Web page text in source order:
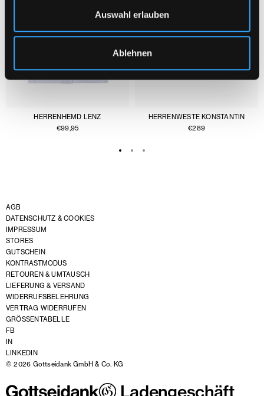
Auswahl erlauben
Ablehnen
HERRENHEMD LENZ
€99,95
HERRENWESTE KONSTANTIN
€289
AGB
DATENSCHUTZ & COOKIES
IMPRESSUM
STORES
GUTSCHEIN
KONTRASTMODUS
RETOUREN & UMTAUSCH
LIEFERUNG & VERSAND
WIDERRUFSBELEHRUNG
VERTRAG WIDERRUFEN
GRÖSSENTABELLE
FB
IN
LINKEDIN
© 2026 Gottseidank GmbH & Co. KG
Ladengeschäft